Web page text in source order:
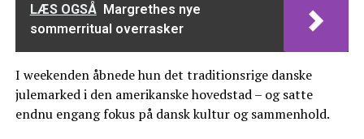
LÆS OGSÅ Margrethes nye
sommerritual overrasker
I weekenden åbnede hun det traditionsrige danske
julemarked i den amerikanske hovedstad – og satte
endnu engang fokus på dansk kultur og sammenhold.